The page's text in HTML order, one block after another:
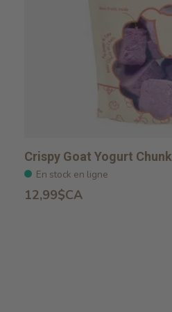
Crispy Goat Yogurt Chunk
En stock en ligne
12,99$CA